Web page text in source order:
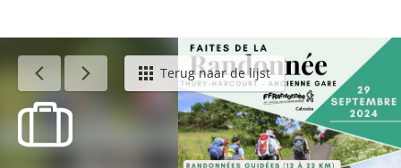
Agenda - NederlandsTerug naar de lijst